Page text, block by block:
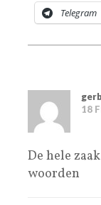
Telegram
18
De hele
woorden